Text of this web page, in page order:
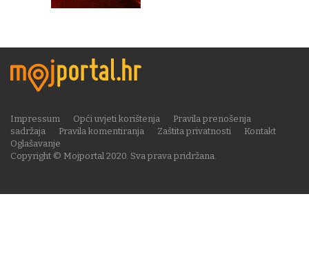
Copyright © Mojportal 2020. Sva prava pridržana.
Impressum Opći uvjeti korištenja
Pravila prenošenja
sadržaja
Pravila komentiranja Zaštita privatnosti
Kontakt
Oglašavanje